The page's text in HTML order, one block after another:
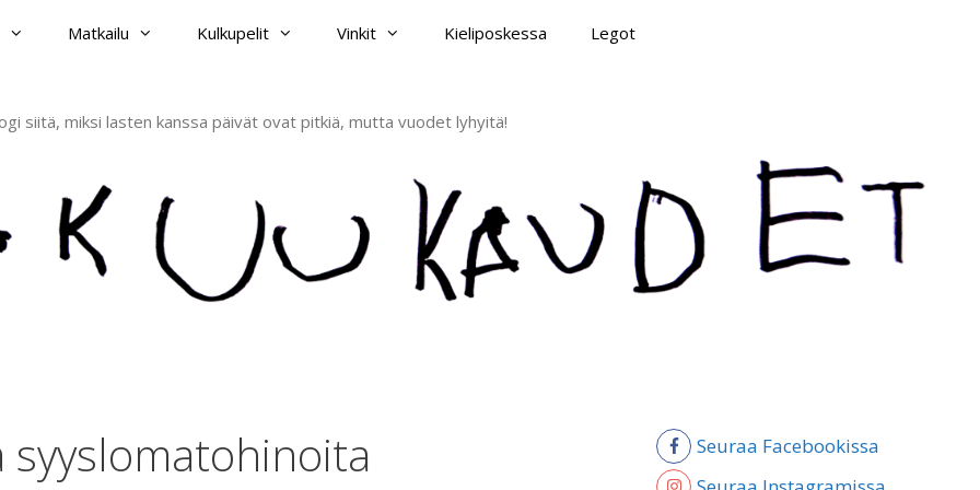
Matkailu Kulkupelit Vinkit Kieliposkessa Legot
siitä, miksi lasten kanssa päivät ovat pitkiä, mutta vuodet lyhyitä!
Seuraa Facebookissa